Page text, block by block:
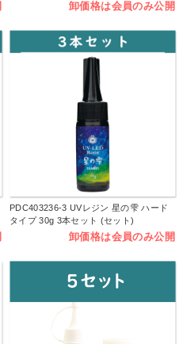
卸価格は会員のみ公開
PDC403236-3 UVレジン 星の雫 ハード
タイプ 30g 3本セット (セット)
卸価格は会員のみ公開